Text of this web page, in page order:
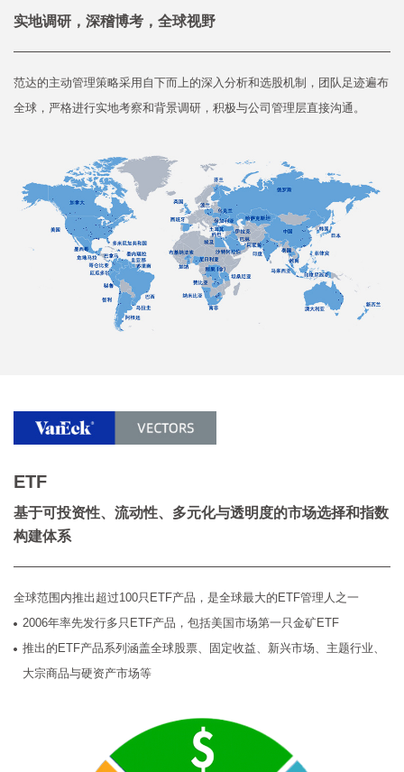
实地调研，深稽博考，全球视野
范达的主动管理策略采用自下而上的深入分析和选股机制，团队足迹遍布
全球，严格进行实地考察和背景调研，积极与公司管理层直接沟通。
ETF
基于可投资性、流动性、多元化与透明度的市场选择和指数
构建体系
全球范围内推出超过100只ETF产品，是全球最大的ETF管理人之一
2006年率先发行多只ETF产品，包括美国市场第一只金矿ETF
推出的ETF产品系列涵盖全球股票、固定收益、新兴市场、主题行业、
大宗商品与硬资产市场等